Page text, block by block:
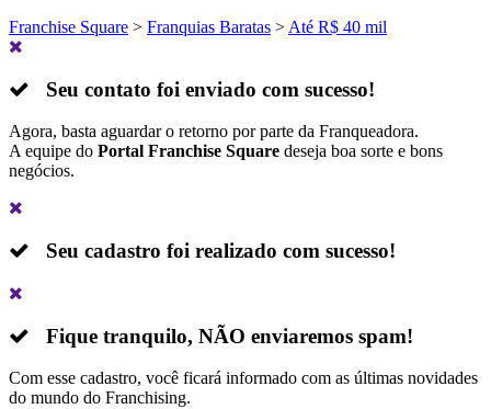
Franchise Square > Franquias Baratas > Até R$ 40 mil
Seu contato foi enviado com sucesso!
Agora, basta aguardar o retorno por parte da Franqueadora.
A equipe do Portal Franchise Square deseja boa sorte e bons
negócios.
Seu cadastro foi realizado com sucesso!
Fique tranquilo, NÃO enviaremos spam!
Com esse cadastro, você ficará informado com as últimas novidades
do mundo do Franchising.